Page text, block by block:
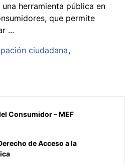
herramienta pública en
que permite
...
ciudadana
Consumidor – MEF
de Acceso a la